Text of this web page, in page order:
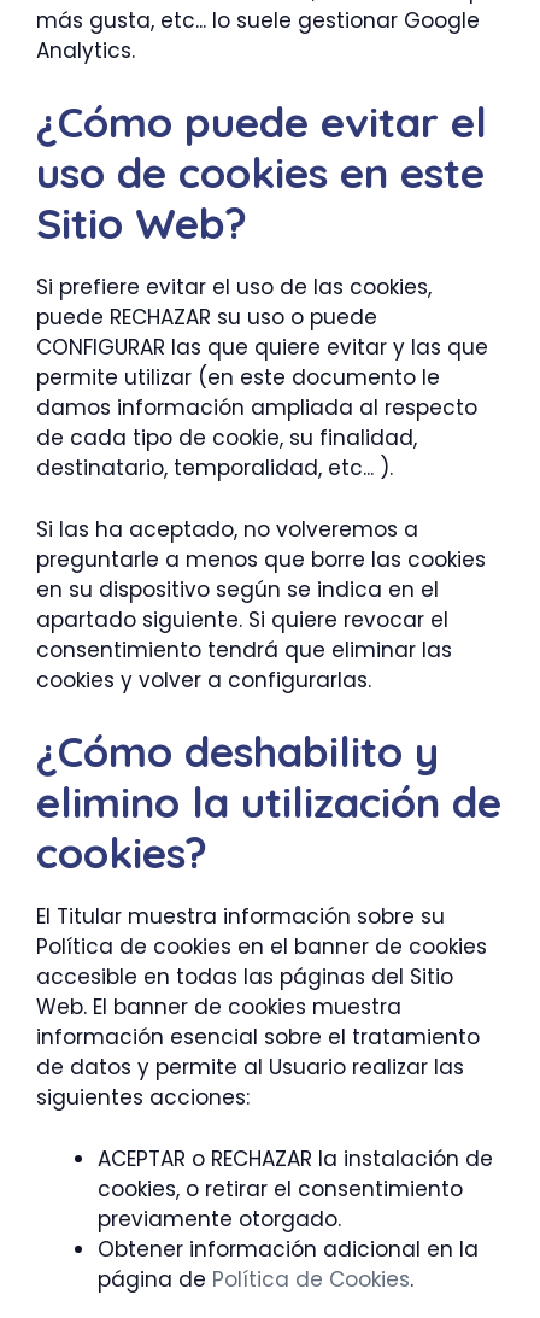
más gusta, etc... lo suele gestionar Google
Analytics.
¿Cómo puede evitar el
uso de cookies en este
Sitio Web?
Si prefiere evitar el uso de las cookies,
puede RECHAZAR su uso o puede
CONFIGURAR las que quiere evitar y las que
permite utilizar (en este documento le
damos información ampliada al respecto
de cada tipo de cookie, su finalidad,
destinatario, temporalidad, etc... ).
Si las ha aceptado, no volveremos a
preguntarle a menos que borre las cookies
en su dispositivo según se indica en el
apartado siguiente. Si quiere revocar el
consentimiento tendrá que eliminar las
cookies y volver a configurarlas.
¿Cómo deshabilito y
elimino la utilización de
cookies?
El Titular muestra información sobre su
Política de cookies en el banner de cookies
accesible en todas las páginas del Sitio
Web. El banner de cookies muestra
información esencial sobre el tratamiento
de datos y permite al Usuario realizar las
siguientes acciones:
ACEPTAR o RECHAZAR la instalación de
cookies, o retirar el consentimiento
previamente otorgado.
Obtener información adicional en la
página de Política de Cookies.